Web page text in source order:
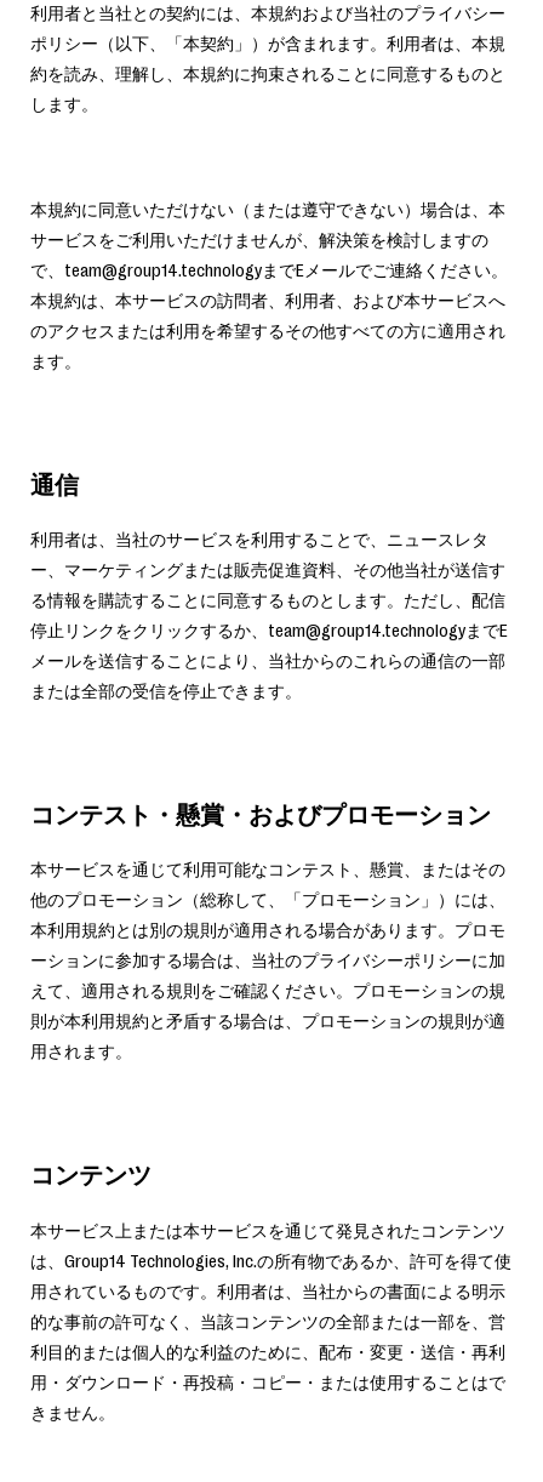
利用者と当社との契約には、本規約および当社のプライバシー
ポリシー（以下、「本契約」）が含まれます。利用者は、本規
約を読み、理解し、本規約に拘束されることに同意するものと
します。
本規約に同意いただけない（または遵守できない）場合は、本
サービスをご利用いただけませんが、解決策を検討しますの
で、team@group14.technologyまでEメールでご連絡ください。
本規約は、本サービスの訪問者、利用者、および本サービスへ
のアクセスまたは利用を希望するその他すべての方に適用され
ます。
通信
利用者は、当社のサービスを利用することで、ニュースレタ
ー、マーケティングまたは販売促進資料、その他当社が送信す
る情報を購読することに同意するものとします。ただし、配信
停止リンクをクリックするか、team@group14.technologyまでE
メールを送信することにより、当社からのこれらの通信の一部
または全部の受信を停止できます。
コンテスト・懸賞・およびプロモーション
本サービスを通じて利用可能なコンテスト、懸賞、またはその
他のプロモーション（総称して、「プロモーション」）には、
本利用規約とは別の規則が適用される場合があります。プロモ
ーションに参加する場合は、当社のプライバシーポリシーに加
えて、適用される規則をご確認ください。プロモーションの規
則が本利用規約と矛盾する場合は、プロモーションの規則が適
用されます。
コンテンツ
本サービス上または本サービスを通じて発見されたコンテンツ
は、Group14 Technologies, Inc.の所有物であるか、許可を得て使
用されているものです。利用者は、当社からの書面による明示
的な事前の許可なく、当該コンテンツの全部または一部を、営
利目的または個人的な利益のために、配布・変更・送信・再利
用・ダウンロード・再投稿・コピー・または使用することはで
きません。